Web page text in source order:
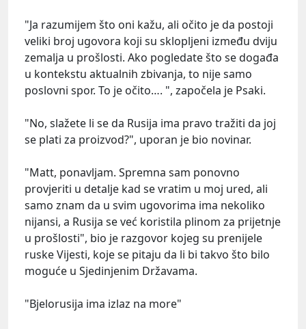
"Ja razumijem što oni kažu, ali očito je da postoji
veliki broj ugovora koji su sklopljeni između dviju
zemalja u prošlosti. Ako pogledate što se događa
u kontekstu aktualnih zbivanja, to nije samo
poslovni spor. To je očito…. ", započela je Psaki.
"No, slažete li se da Rusija ima pravo tražiti da joj
se plati za proizvod?", uporan je bio novinar.
"Matt, ponavljam. Spremna sam ponovno
provjeriti u detalje kad se vratim u moj ured, ali
samo znam da u svim ugovorima ima nekoliko
nijansi, a Rusija se već koristila plinom za prijetnje
u prošlosti", bio je razgovor kojeg su prenijele
ruske Vijesti, koje se pitaju da li bi takvo što bilo
moguće u Sjedinjenim Državama.
"Bjelorusija ima izlaz na more"